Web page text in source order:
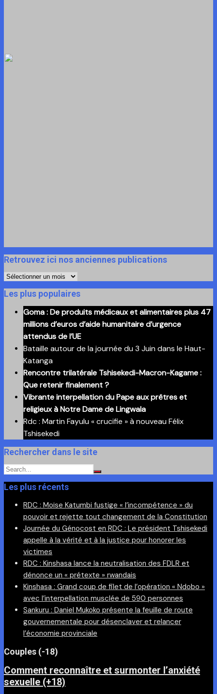
Retrouvez ici nos anciennes publications
Retrouvez
ici
anciennes
publications
Les plus populaires
Goma : De produits médicaux et alimentaires plus 47
millions d’euros d’aide humanitaire d’urgence
attendus de l’UE
Bataille autour de la journée du 3 Juin dans le Haut-
Katanga
Rencontre trilatérale Tshisekedi-Macron-Kagame :
Que retenir finalement ?
Vibrante interpellation du Pape aux prêtres et
religieux à Notre Dame de Lingwala
Rdc : Martin Fayulu « crucifie » à nouveau Félix
Tshisekedi
Rechercher dans le site
Les plus récents
RDC : Moïse Katumbi fustige « l’incompétence » du
pouvoir et rejette tout changement de la Constitution
Journée du Génocost en RDC : Le président Tshisekedi
appelle à la vérité et à la justice pour honorer les
victimes
RDC : Kinshasa lance la neutralisation des FDLR et
dénonce un « prétexte » rwandais
Kinshasa : Grand coup de filet de l’opération « Ndobo »
avec l’interpellation musclée de 590 personnes
Sankuru : Daniel Mukoko présente la feuille de route
gouvernementale pour désenclaver et relancer
l’économie provinciale
Couples (-18)
Comment reconnaître et surmonter l’anxiété
sexuelle (+18)